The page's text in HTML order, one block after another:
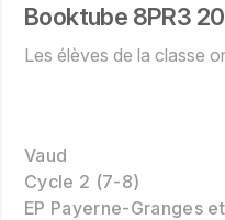
Booktube 8PR3
Les élèves de la classe
Vaud
Cycle 2 (7-8)
EP Payerne-Granges